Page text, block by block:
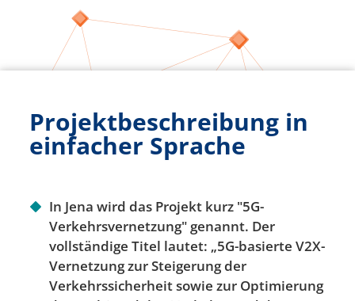
Projektbeschreibung in
einfacher Sprache
In Jena wird das Projekt kurz "5G-
Verkehrsvernetzung" genannt. Der
vollständige Titel lautet: „5G-basierte V2X-
Vernetzung zur Steigerung der
Verkehrssicherheit sowie zur Optimierung